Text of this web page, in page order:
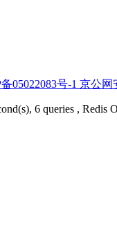
05022083号-1 京公网
6 queries , Redis